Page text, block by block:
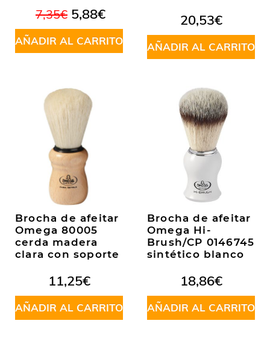
7,35€ El
precio
original
era:
5,88€El
precio
actual
es:
AÑADIR AL CARRITO
20,53€
AÑADIR AL CARRITO
Brocha de afeitar
Omega 80005
cerda madera
clara con soporte
11,25€
AÑADIR AL CARRITO
Brocha de afeitar
Omega Hi-
Brush/CP 0146745
sintético blanco
18,86€
AÑADIR AL CARRITO